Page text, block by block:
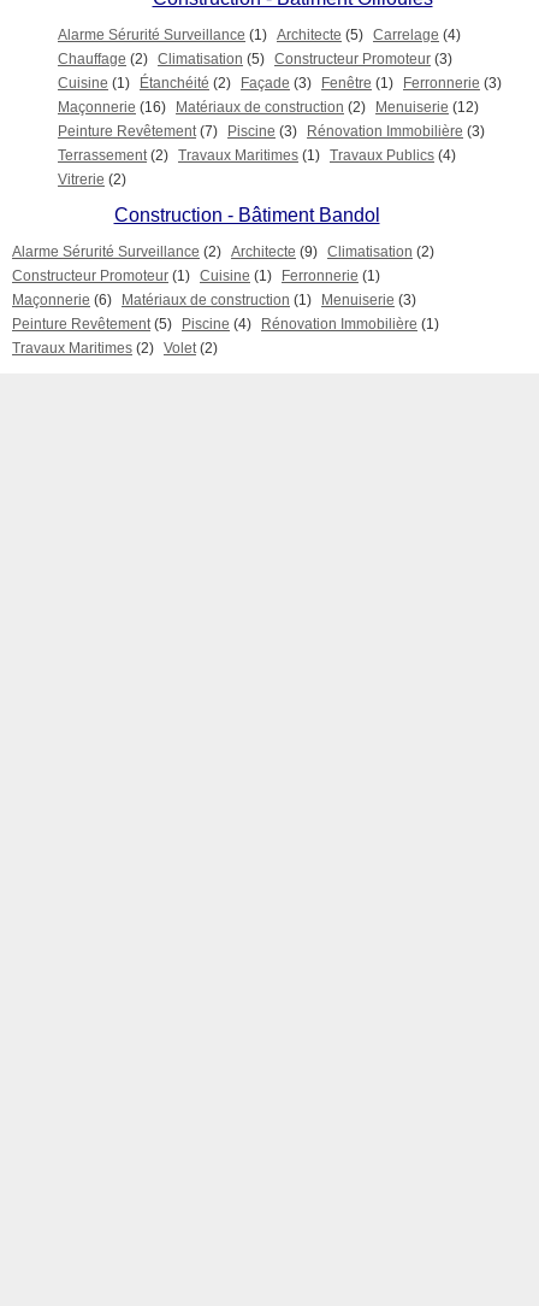
Alarme Sérurité Surveillance (1) Architecte (5) Carrelage (4)
Chauffage (2) Climatisation (5) Constructeur Promoteur (3)
Cuisine (1) Étanchéité (2) Façade (3) Fenêtre (1) Ferronnerie (3)
Maçonnerie (16) Matériaux de construction (2) Menuiserie (12)
Peinture Revêtement (7) Piscine (3) Rénovation Immobilière (3)
Terrassement (2) Travaux Maritimes (1) Travaux Publics (4)
Vitrerie (2)
Construction - Bâtiment Bandol
Alarme Sérurité Surveillance (2) Architecte (9) Climatisation (2)
Constructeur Promoteur (1) Cuisine (1) Ferronnerie (1)
Maçonnerie (6) Matériaux de construction (1) Menuiserie (3)
Peinture Revêtement (5) Piscine (4) Rénovation Immobilière (1)
Travaux Maritimes (2) Volet (2)